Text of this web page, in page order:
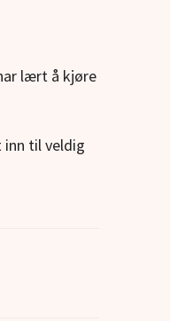
lært å kjøre
inn til veldig